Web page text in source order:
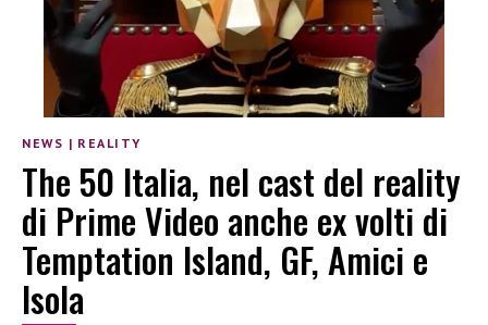
NEWS | REALITY
The 50 Italia, nel cast del reality
di Prime Video anche ex volti di
Temptation Island, GF, Amici e
Isola